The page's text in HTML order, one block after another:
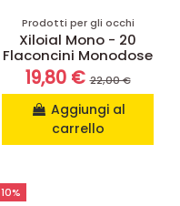
Prodotti per gli occhi
Xiloial Mono - 20
Flaconcini Monodose
19,80 €22,00 €
Aggiungi al
carrello